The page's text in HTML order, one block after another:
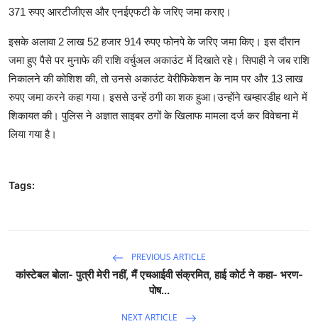
371 रुपए आरटीजीएस और एनईएफटी के जरिए जमा कराए।
इसके अलावा 2 लाख 52 हजार 914 रुपए फोनपे के जरिए जमा किए। इस दौरान
जमा हुए पैसे पर मुनाफे की राशि वर्चुअल अकाउंट में दिखाते रहे। सिपाही ने जब राशि
निकालने की कोशिश की, तो उनसे अकाउंट वेरीफिकेशन के नाम पर और 13 लाख
रुपए जमा करने कहा गया। इससे उन्हें ठगी का शक हुआ।उन्होंने खम्हारडीह थाने में
शिकायत की। पुलिस ने अज्ञात साइबर ठगों के खिलाफ मामला दर्ज कर विवेचना में
लिया गया है।
Tags:
PREVIOUS ARTICLE
कांस्टेबल बोला- पुत्री मेरी नहीं, मैं एचआईवी संक्रमित, हाई कोर्ट ने कहा- भरण-
पोष...
NEXT ARTICLE